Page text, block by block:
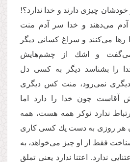
خودشان چیزى دارند و خدا ندارد؟!
آدم مى‌‌دهند و خدا سر آدم منت
رها مى‌‌كنند و سراغ كسانى دیگر
مى‌‌گفت و اشك از چشم‌هایش
را بشناسد دیگر به كسی دل
نمى‌‌رود، منت كس دیگری
آقاست چون خدا را دارد اما
ندارد نوكر همه هست، همه
هر روزى به دست یك كسى كاری
فقط از او چیز مى‌‌خواهد، به
ندارد. اعتنا ندارد یعنى تملق